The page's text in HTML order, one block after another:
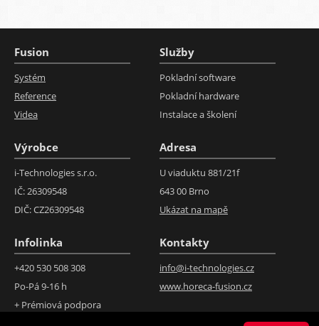
Fusion
Systém
Reference
Videa
Služby
Pokladní software
Pokladní hardware
Instalace a školení
Výrobce
i-Technologies s.r.o.
IČ: 26309548
DIČ: CZ26309548
Adresa
U viaduktu 881/21f
643 00 Brno
Ukázat na mapě
Infolinka
+420 530 508 308
Po-Pá 9-16 h
+ Prémiová podpora
Kontakty
info@i-technologies.cz
www.horeca-fusion.cz